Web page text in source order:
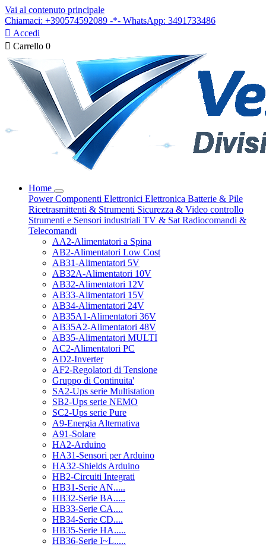
Vai al contenuto principale
Chiamaci: +390574592089 -*- WhatsApp: 3491733486
 Accedi
 Carrello 0
Home
PowerComponenti Elettronici Elettronica Batterie & Pile
Ricetrasmittenti & Strumenti Sicurezza & Video controllo
Strumenti e Sensori industriali TV & Sat Radiocomandi &
Telecomandi
AA2-Alimentatori a Spina
AB2-Alimentatori Low Cost
AB31-Alimentatori 5V
AB32A-Alimentatori 10V
AB32-Alimentatori 12V
AB33-Alimentatori 15V
AB34-Alimentatori 24V
AB35A1-Alimentatori 36V
AB35A2-Alimentatori 48V
AB35-Alimentatori MULTI
AC2-Alimentatori PC
AD2-Inverter
AF2-Regolatori di Tensione
Gruppo di Continuita'
SA2-Ups serie Multistation
SB2-Ups serie NEMO
SC2-Ups serie Pure
A9-Energia Alternativa
A91-Solare
HA2-Arduino
HA31-Sensori per Arduino
HA32-Shields Arduino
HB2-Circuiti Integrati
HB31-Serie AN.....
HB32-Serie BA.....
HB33-Serie CA....
HB34-Serie CD....
HB35-Serie HA.....
HB36-Serie I~L.....